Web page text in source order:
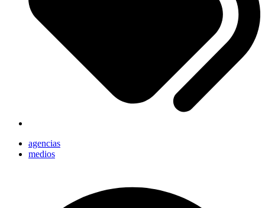
agencias
medios